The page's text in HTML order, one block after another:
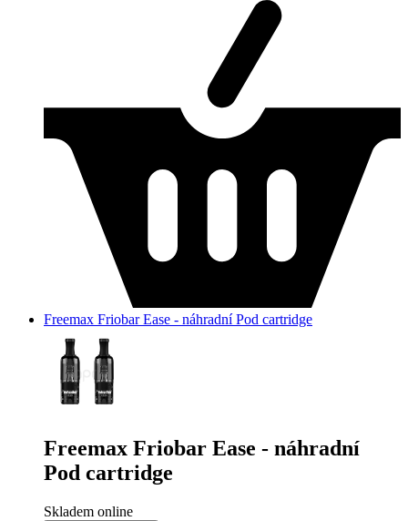
Freemax Friobar Ease - náhradní Pod cartridge
Freemax Friobar Ease - náhradní
Pod cartridge
Skladem online